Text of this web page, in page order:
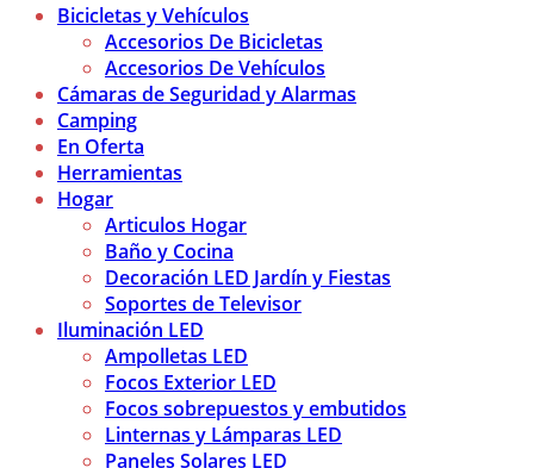
Bicicletas y Vehículos
Accesorios De Bicicletas
Accesorios De Vehículos
Cámaras de Seguridad y Alarmas
Camping
En Oferta
Herramientas
Hogar
Articulos Hogar
Baño y Cocina
Decoración LED Jardín y Fiestas
Soportes de Televisor
Iluminación LED
Ampolletas LED
Focos Exterior LED
Focos sobrepuestos y embutidos
Linternas y Lámparas LED
Paneles Solares LED